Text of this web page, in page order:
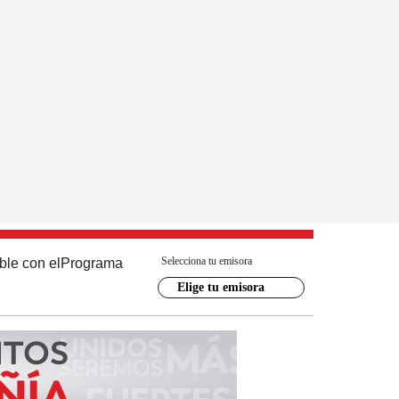
con el Programa Selecciona tu emisora
Elige tu emisora